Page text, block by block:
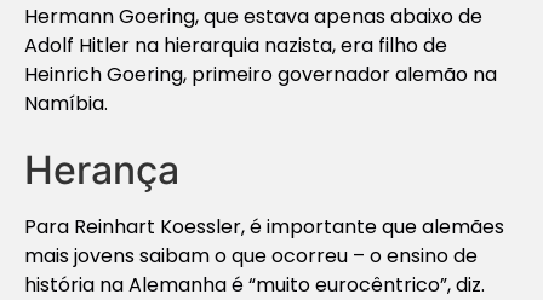
Hermann Goering, que estava apenas abaixo de
Adolf Hitler na hierarquia nazista, era filho de
Heinrich Goering, primeiro governador alemão na
Namíbia.
Herança
Para Reinhart Koessler, é importante que alemães
mais jovens saibam o que ocorreu – o ensino de
história na Alemanha é “muito eurocêntrico”, diz.